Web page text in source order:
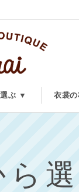
ぶ ▼ 衣裳
ら